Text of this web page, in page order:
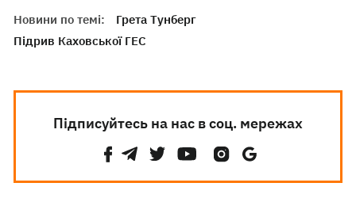
Новини по темі:
Грета Тунберг
Підрив Каховської ГЕС
Підписуйтесь на нас в соц. мережах